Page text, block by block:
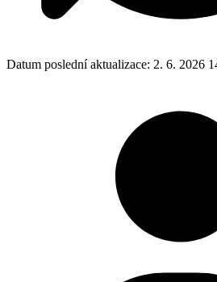
Datum poslední aktualizace: 2. 6. 2026